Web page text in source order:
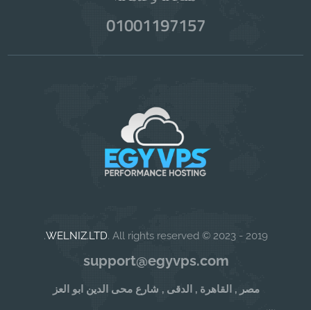
01001197157
2019 - 2023 ©
WELNIZ.LTD. All rights reserved.
support@egyvps.com
مصر , القاهرة , الدقى , شارع محى الدين ابو العز